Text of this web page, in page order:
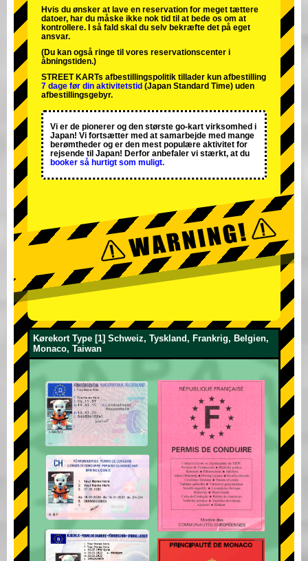
Hvis du ønsker at lave en reservation for meget tættere
datoer, har du måske ikke nok tid til at bede os om at
kontrollere. I så fald skal du selv bekræfte det på eget
ansvar.
(Du kan også ringe til vores reservationscenter i
åbningstiden.)
STREET KARTs afbestillingspolitik tillader kun afbestilling
7 dage før din aktivitetstid (Japan Standard Time) uden
afbestillingsgebyr.
Vi er de pionerer og den største go-kart virksomhed i
Japan! Vi fortsætter med at samarbejde med mange
berømtheder og er den mest populære aktivitet for
rejsende til Japan! Derfor anbefaler vi stærkt, at du
booker så hurtigt som muligt.
Kørekort Type [1] Schweiz, Tyskland, Frankrig, Belgien,
Monaco, Taiwan